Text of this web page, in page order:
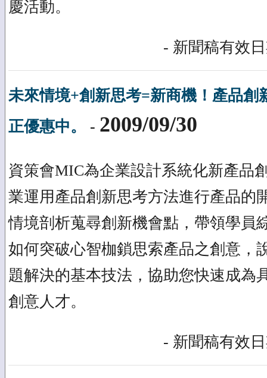
慶活動。
- 新聞稿有效
未來情境+創新思考=新商機！產品創
正優惠中。
- 2009/09/30
資策會MIC為企業設計系統化新產品
業運用產品創新思考方法進行產品的
情境剖析蒐尋創新機會點，帶領學員
如何突破心智枷鎖思索產品之創意，
題解決的基本技法，協助您快速成為
創意人才。
- 新聞稿有效